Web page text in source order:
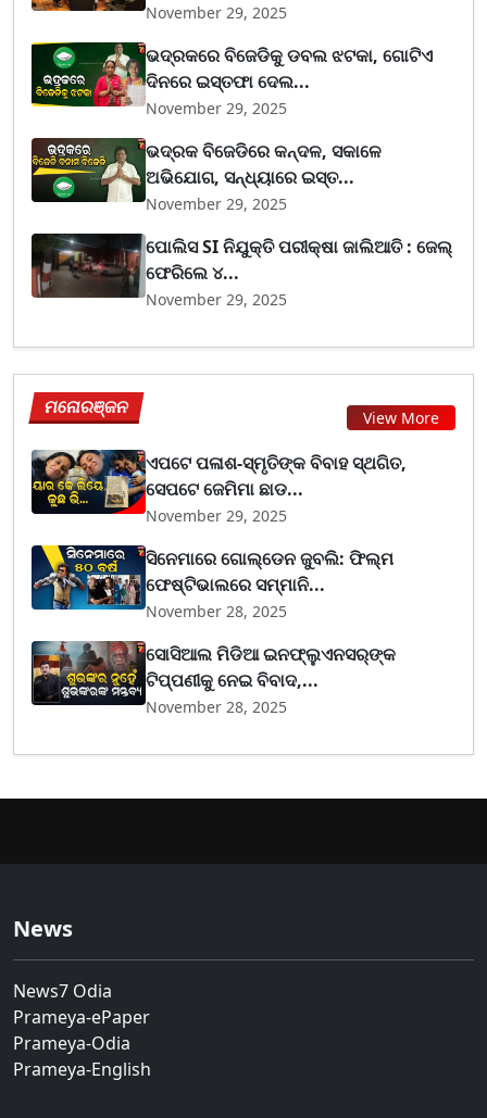
November 29, 2025
ଭଦ୍ରକରେ ବିଜେଡିକୁ ଡବଲ ଝଟକା, ଗୋଟିଏ
ଦିନରେ ଇସ୍ତଫା ଦେଲ...
November 29, 2025
ଭଦ୍ରକ ବିଜେଡିରେ କନ୍ଦଳ, ସକାଳେ
ଅଭିଯୋଗ, ସନ୍ଧ୍ୟାରେ ଇସ୍ତ...
November 29, 2025
ପୋଲିସ SI ନିଯୁକ୍ତି ପରୀକ୍ଷା ଜାଲିଆତି : ଜେଲ୍
ଫେରିଲେ ୪...
November 29, 2025
ମନୋରଞ୍ଜନ View More
ଏପଟେ ପଳାଶ-ସ୍ମୃତିଙ୍କ ବିବାହ ସ୍ଥଗିତ,
ସେପଟେ ଜେମିମା ଛାଡ...
November 29, 2025
ସିନେମାରେ ଗୋଲ୍ଡେନ ଜୁବଲି: ଫିଲ୍ମ
ଫେଷ୍ଟିଭାଲରେ ସମ୍ମାନି...
November 28, 2025
ସୋସିଆଲ ମିଡିଆ ଇନଫ୍ଲୁଏନସର୍‌ଙ୍କ
ଟିପ୍ପଣୀକୁ ନେଇ ବିବାଦ,...
November 28, 2025
News
News7 Odia
Prameya-ePaper
Prameya-Odia
Prameya-English